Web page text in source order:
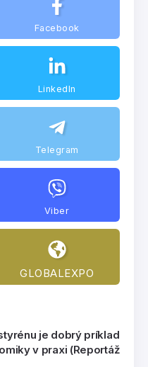
Facebook
LinkedIn
Telegram
Viber
GLOBALEXPO
je dobrý príklad
v praxi (Reportáž